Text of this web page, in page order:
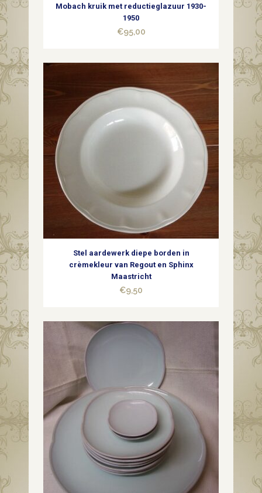
Mobach kruik met reductieglazuur 1930-
1950
€95,00
Stel aardewerk diepe borden in
crèmekleur van Regout en Sphinx
Maastricht
€9,50